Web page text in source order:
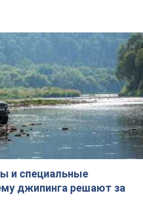
и специальные
джипинга решают за